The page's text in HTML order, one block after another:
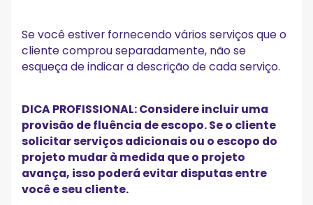
Se você estiver fornecendo vários serviços que o
cliente comprou separadamente, não se
esqueça de indicar a descrição de cada serviço.
DICA PROFISSIONAL: Considere incluir uma
provisão de fluência de escopo. Se o cliente
solicitar serviços adicionais ou o escopo do
projeto mudar à medida que o projeto
avança, isso poderá evitar disputas entre
você e seu cliente.